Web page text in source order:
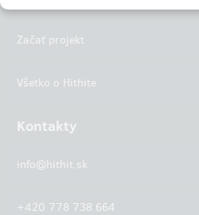
Začať projekt
Všetko o Hithite
Kontakty
info@hithit.sk
+420 778 738 664